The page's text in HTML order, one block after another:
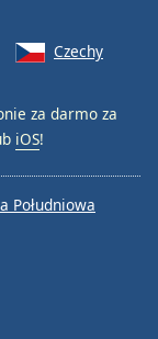
Czechy
za darmo za
iOS!
Południowa